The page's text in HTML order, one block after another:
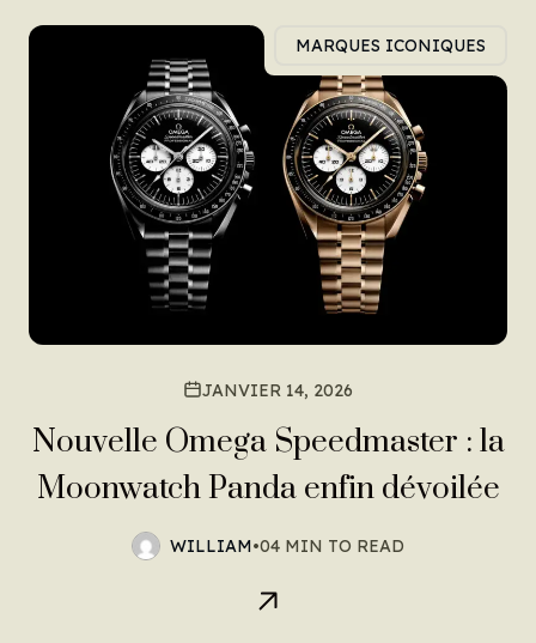
MARQUES ICONIQUES
JANVIER 14, 2026
Nouvelle Omega Speedmaster : la
Moonwatch Panda enfin dévoilée
WILLIAM•04 MIN TO READ